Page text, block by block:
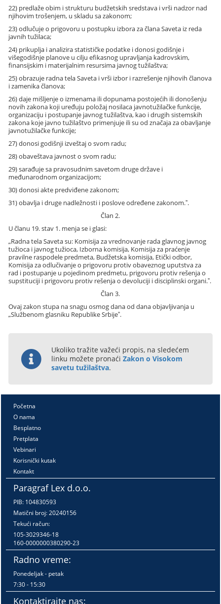
22) predlaže obim i strukturu budžetskih sredstava i vrši nadzor nad
njihovim trošenjem, u skladu sa zakonom;
23) odlučuje o prigovoru u postupku izbora za člana Saveta iz reda
javnih tužilaca;
24) prikuplja i analizira statističke podatke i donosi godišnje i
višegodišnje planove u cilju efikasnog upravljanja kadrovskim,
finansijskim i materijalnim resursima javnog tužilaštva;
25) obrazuje radna tela Saveta i vrši izbor i razrešenje njihovih članova
i zamenika članova;
26) daje mišljenje o izmenama ili dopunama postojećih ili donošenju
novih zakona koji uređuju položaj nosilaca javnotužilačke funkcije,
organizaciju i postupanje javnog tužilaštva, kao i drugih sistemskih
zakona koje javno tužilaštvo primenjuje ili su od značaja za obavljanje
javnotužilačke funkcije;
27) donosi godišnji izveštaj o svom radu;
28) obaveštava javnost o svom radu;
29) sarađuje sa pravosudnim savetom druge države i
međunarodnom organizacijom;
30) donosi akte predviđene zakonom;
31) obavlja i druge nadležnosti i poslove određene zakonom.ˮ.
Član 2.
U članu 19. stav 1. menja se i glasi:
„Radna tela Saveta su: Komisija za vrednovanje rada glavnog javnog
tužioca i javnog tužioca, Izborna komisija, Komisija za praćenje
pravilne raspodele predmeta, Budžetska komisija, Etički odbor,
Komisija za odlučivanje o prigovoru protiv obaveznog uputstva za
rad i postupanje u pojedinom predmetu, prigovoru protiv rešenja o
supstituciji i prigovoru protiv rešenja o devoluciji i disciplinski organi.ˮ.
Član 3.
Ovaj zakon stupa na snagu osmog dana od dana objavljivanja u
„Službenom glasniku Republike Srbijeˮ.
Ukoliko tražite važeći propis, na sledećem
linku možete pronaćiZakon o Visokom
savetu tužilaštva.
Početna
O nama
Besplatno
Pretplata
Vebinari
Korisnički kutak
Kontakt
Paragraf Lex d.o.o.
PIB: 104830593
Matični broj: 20240156
Tekući račun:
105-3029346-18
160-0000000380290-23
Radno vreme:
Ponedeljak - petak
7:30 - 15:30
Kontaktirajte nas: